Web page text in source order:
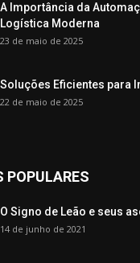
A Importância da
Logística Moderna
23 de maio de 2025
Soluções Eficientes para
22 de maio de 2025
POPULARES
O Signo de Leão e seus
14 de junho de 2021